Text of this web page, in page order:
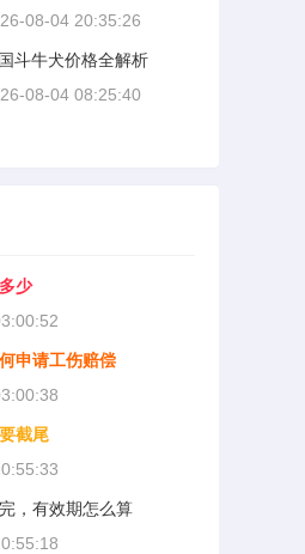
车型说明书里都写了前1
的司机不到三成。
交了工伤保险，费用由
，那就由单位自己掏
很多人受伤后一头雾
08-04 20:35:26
斗牛犬价格全解析
08-04 08:25:40
少
申请工伤赔偿
截尾
，有效期怎么算